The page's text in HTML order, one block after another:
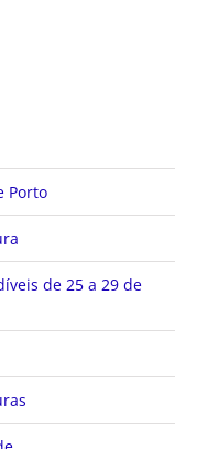
Porto
de 25 a 29 de